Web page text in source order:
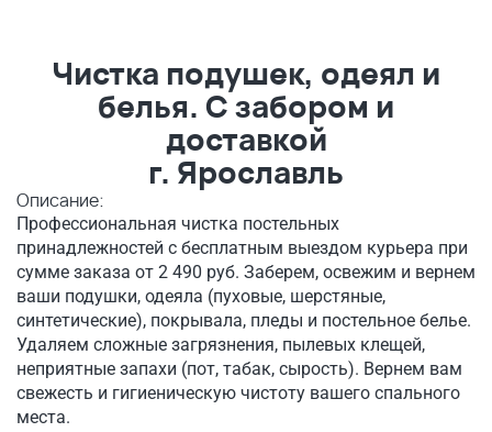
Чистка подушек, одеял и
белья. С забором и
доставкой
г. Ярославль
Описание:
Профессиональная чистка постельных
принадлежностей с бесплатным выездом курьера при
сумме заказа от 2 490 руб. Заберем, освежим и вернем
ваши подушки, одеяла (пуховые, шерстяные,
синтетические), покрывала, пледы и постельное белье.
Удаляем сложные загрязнения, пылевых клещей,
неприятные запахи (пот, табак, сырость). Вернем вам
свежесть и гигиеническую чистоту вашего спального
места.